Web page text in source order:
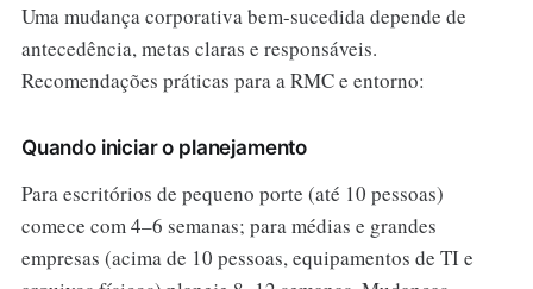
Uma mudança corporativa bem-sucedida depende de
antecedência, metas claras e responsáveis.
Recomendações práticas para a RMC e entorno:
Quando iniciar o planejamento
Para escritórios de pequeno porte (até 10 pessoas)
comece com 4–6 semanas; para médias e grandes
empresas (acima de 10 pessoas, equipamentos de TI e